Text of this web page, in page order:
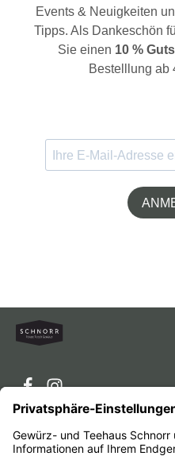
Events & Neuigkeiten
Tipps. Als Dankeschön
Sie einen 10 %
Bestelllung ab
Service-Hotline